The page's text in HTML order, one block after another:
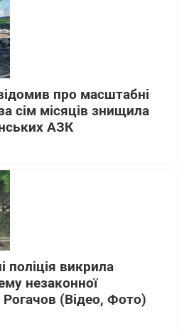
про масштабні
сім місяців знищила
АЗК
поліція викрила
незаконної
Рогачов (Відео, Фото)